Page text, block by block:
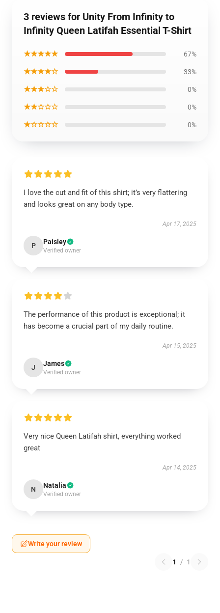
3 reviews for Unity From Infinity to
Infinity Queen Latifah Essential T-Shirt
★★★★★ 67%
★★★★☆ 33%
★★★☆☆ 0%
★★☆☆☆ 0%
★☆☆☆☆ 0%
I love the cut and fit of this shirt; it’s very flattering
and looks great on any body type.
Apr 17, 2025
P Paisley
Verified owner
The performance of this product is exceptional; it
has become a crucial part of my daily routine.
Apr 15, 2025
J James
Verified owner
Very nice Queen Latifah shirt, everything worked
great
Apr 14, 2025
N Natalia
Verified owner
Write your review
1 / 1